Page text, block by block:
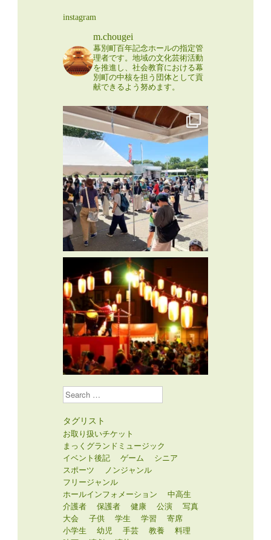
instagram
m.chougei
幕別町百年記念ホールの指定管
理者です。地域の文化芸術活動
を推進し、社会教育における幕
別町の中核を担う団体として貢
献できるよう努めます。
Search
タグリスト
お取り扱いチケット
まっくグランドミュージック
イベント後記
ゲーム
シニア
スポーツ
ノンジャンル
フリージャンル
ホールインフォメーション
中高生
介護者
保護者 健康 公演
写真
大会
子供 学生 学習
寄席
小学生
幼児 手芸 教養
料理